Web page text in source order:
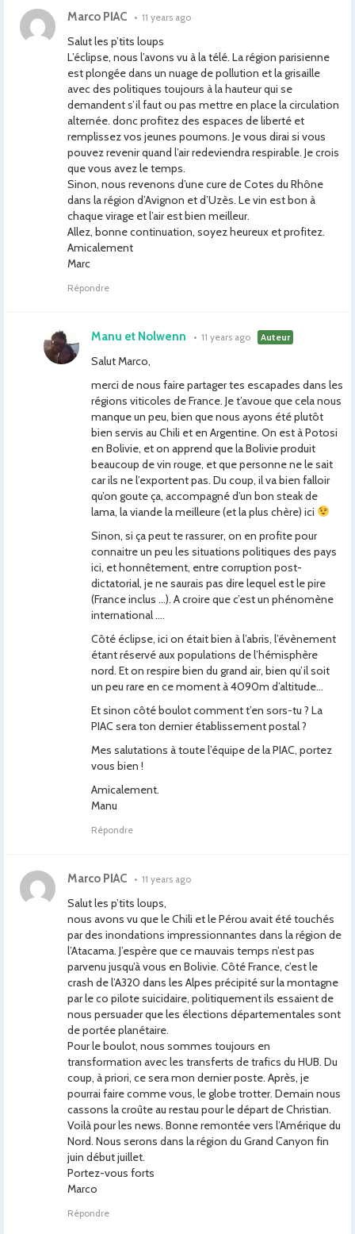
Marco PIAC • 11 years ago
Salut les p’tits loups
L’éclipse, nous l’avons vu à la télé. La région parisienne
est plongée dans un nuage de pollution et la grisaille
avec des politiques toujours à la hauteur qui se
demandent s’il faut ou pas mettre en place la circulation
alternée. donc profitez des espaces de liberté et
remplissez vos jeunes poumons. Je vous dirai si vous
pouvez revenir quand l’air redeviendra respirable. Je crois
que vous avez le temps.
Sinon, nous revenons d’une cure de Cotes du Rhône
dans la région d’Avignon et d’Uzès. Le vin est bon à
chaque virage et l’air est bien meilleur.
Allez, bonne continuation, soyez heureux et profitez.
Amicalement
Marc
Répondre
Manu et Nolwenn • 11 years ago Auteur
Salut Marco,
merci de nous faire partager tes escapades dans les
régions viticoles de France. Je t’avoue que cela nous
manque un peu, bien que nous ayons été plutôt
bien servis au Chili et en Argentine. On est à Potosi
en Bolivie, et on apprend que la Bolivie produit
beaucoup de vin rouge, et que personne ne le sait
car ils ne l’exportent pas. Du coup, il va bien falloir
qu’on goute ça, accompagné d’un bon steak de
lama, la viande la meilleure (et la plus chère) ici
Sinon, si ça peut te rassurer, on en profite pour
connaitre un peu les situations politiques des pays
ici, et honnêtement, entre corruption post-
dictatorial, je ne saurais pas dire lequel est le pire
(France inclus …). A croire que c’est un phénomène
international ….
Côté éclipse, ici on était bien à l’abris, l’évènement
étant réservé aux populations de l’hémisphère
nord. Et on respire bien du grand air, bien qu’il soit
un peu rare en ce moment à 4090m d’altitude…
Et sinon côté boulot comment t’en sors-tu ? La
PIAC sera ton dernier établissement postal ?
Mes salutations à toute l’équipe de la PIAC, portez
vous bien !
Amicalement.
Manu
Répondre
Marco PIAC • 11 years ago
Salut les p’tits loups,
nous avons vu que le Chili et le Pérou avait été touchés
par des inondations impressionnantes dans la région de
l’Atacama. J’espère que ce mauvais temps n’est pas
parvenu jusqu’à vous en Bolivie. Côté France, c’est le
crash de l’A320 dans les Alpes précipité sur la montagne
par le co pilote suicidaire, politiquement ils essaient de
nous persuader que les élections départementales sont
de portée planétaire.
Pour le boulot, nous sommes toujours en
transformation avec les transferts de trafics du HUB. Du
coup, à priori, ce sera mon dernier poste. Après, je
pourrai faire comme vous, le globe trotter. Demain nous
cassons la croûte au restau pour le départ de Christian.
Voilà pour les news. Bonne remontée vers l’Amérique du
Nord. Nous serons dans la région du Grand Canyon fin
juin début juillet.
Portez-vous forts
Marco
Répondre